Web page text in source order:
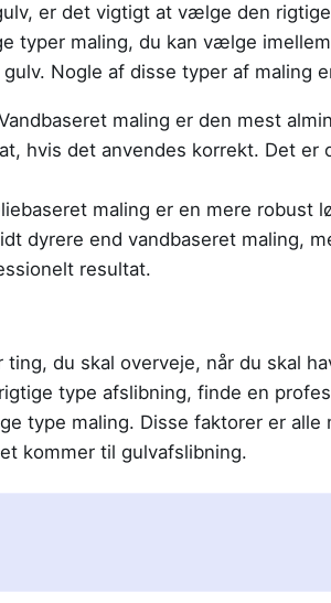
er det vigtigt at vælge den
typer maling, du kan vælge
Nogle af disse typer af maling
maling er den mest
hvis det anvendes korrekt. Det er
maling er en mere robust
dyrere end vandbaseret maling,
resultat.
du skal overveje, når du skal
type afslibning, finde en
type maling. Disse faktorer er alle
kommer til gulvafslibning.